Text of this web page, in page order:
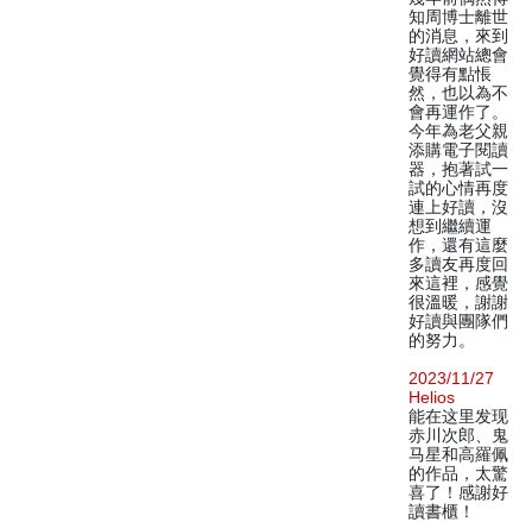
知周博士離世
的消息，來到
好讀網站總會
覺得有點悵
然，也以為不
會再運作了。
今年為老父親
添購電子閱讀
器，抱著試一
試的心情再度
連上好讀，沒
想到繼續運
作，還有這麼
多讀友再度回
來這裡，感覺
很溫暖，謝謝
好讀與團隊們
的努力。
2023/11/27
Helios
能在这里发现
赤川次郎、鬼
马星和高羅佩
的作品，太驚
喜了！感謝好
讀書櫃！